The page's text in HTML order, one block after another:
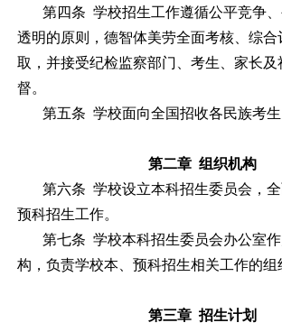
第四条 学校招生工作遵循公平竞争、
透明的原则，德智体美劳全面考核、综合
取，并接受纪检监察部门、考生、家长及
督。
第五条 学校面向全国招收各民族考生
第二章 组织机构
第六条 学校设立本科招生委员会，全
预科招生工作。
第七条 学校本科招生委员会办公室作
构，负责学校本、预科招生相关工作的组
第三章 招生计划